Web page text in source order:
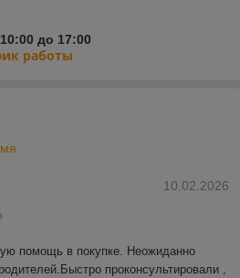
до 17:00
работы
10.02.2026
помощь в покупке. Неожиданно
проконсультировали ,